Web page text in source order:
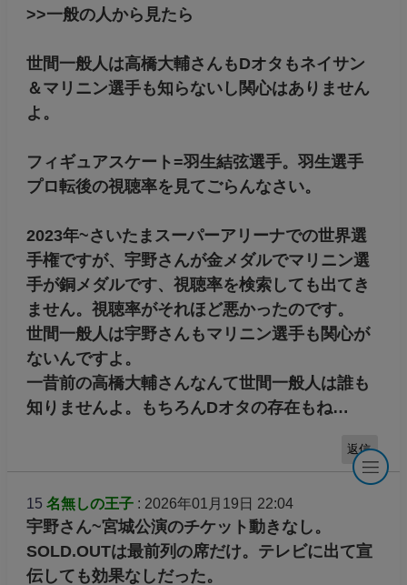
>>一般の人から見たら
世間一般人は高橋大輔さんもDオタもネイサン
＆マリニン選手も知らないし関心はありません
よ。
フィギュアスケート=羽生結弦選手。羽生選手
プロ転後の視聴率を見てごらんなさい。
2023年~さいたまスーパーアリーナでの世界選
手権ですが、宇野さんが金メダルでマリニン選
手が銅メダルです、視聴率を検索しても出てき
ません。視聴率がそれほど悪かったのです。
世間一般人は宇野さんもマリニン選手も関心が
ないんですよ。
一昔前の高橋大輔さんなんて世間一般人は誰も
知りませんよ。もちろんDオタの存在もね…
返信
15 名無しの王子: 2026年01月19日 22:04
宇野さん~宮城公演のチケット動きなし。
SOLD.OUTは最前列の席だけ。テレビに出て宣
伝しても効果なしだった。